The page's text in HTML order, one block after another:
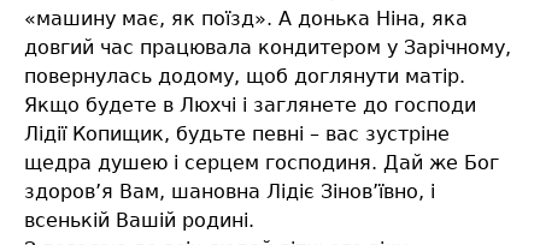
«машину має, як поїзд». А донька Ніна, яка
довгий час працювала кондитером у Зарічному,
повернулась додому, щоб доглянути матір.
Якщо будете в Люхчі і заглянете до господи
Лідії Копищик, будьте певні – вас зустріне
щедра душею і серцем господиня. Дай же Бог
здоров’я Вам, шановна Лідіє Зінов’ївно, і
всенькій Вашій родині.